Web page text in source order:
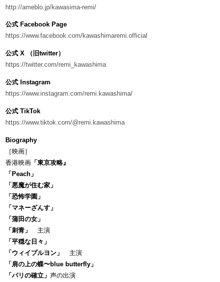
http://ameblo.jp/kawasima-remi/
公式 Facebook Page
https://www.facebook.com/kawashimaremi.official
公式 X （旧twitter）
https://twitter.com/remi_kawashima
公式 Instagram
https://www.instagram.com/remi.kawashima/
公式 TikTok
https://www.tiktok.com/@remi.kawashima
Biography
［映画］
香港映画 「東京攻略』
「Peach」
「悪魔が住む家」
「恐怖学園」
「マネーざんす」
「蒲田の女」
「刺青」
主演
「平穏な日々」
「ウィイプルヨン」
主演
「肩の上の蝶〜blue butterfly」
「パリの確立」声の出演